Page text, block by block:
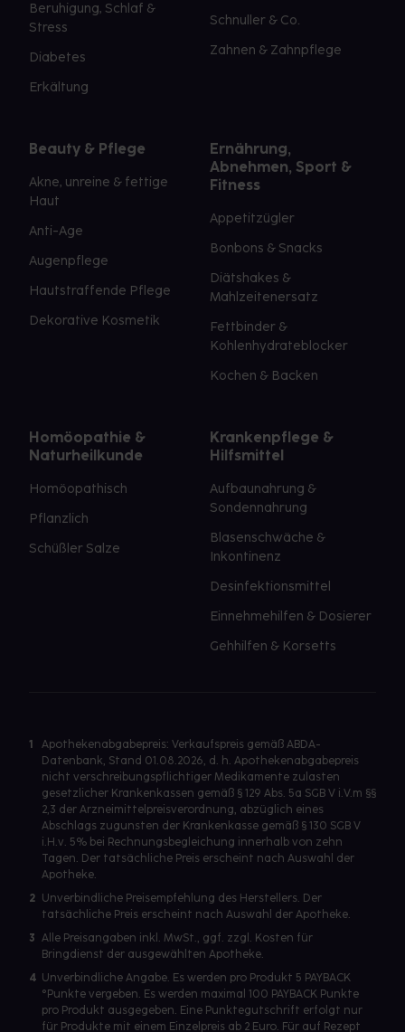
Beruhigung, Schlaf &
Stress
Diabetes
Erkältung
Schnuller & Co.
Zahnen & Zahnpflege
Beauty & Pflege
Akne, unreine & fettige
Haut
Anti-Age
Augenpflege
Hautstraffende Pflege
Dekorative Kosmetik
Ernährung,
Abnehmen, Sport &
Fitness
Appetitzügler
Bonbons & Snacks
Diätshakes &
Mahlzeitenersatz
Fettbinder &
Kohlenhydrateblocker
Kochen & Backen
Homöopathie &
Naturheilkunde
Homöopathisch
Pflanzlich
Schüßler Salze
Krankenpflege &
Hilfsmittel
Aufbaunahrung &
Sondennahrung
Blasenschwäche &
Inkontinenz
Desinfektionsmittel
Einnehmehilfen & Dosierer
Gehhilfen & Korsetts
1
Apothekenabgabepreis: Verkaufspreis gemäß ABDA-
Datenbank, Stand 01.08.2026, d. h. Apothekenabgabepreis
nicht verschreibungspflichtiger Medikamente zulasten
gesetzlicher Krankenkassen gemäß § 129 Abs. 5a SGB V i.V.m §§
2,3 der Arzneimittelpreisverordnung, abzüglich eines
Abschlags zugunsten der Krankenkasse gemäß § 130 SGB V
i.H.v. 5% bei Rechnungsbegleichung innerhalb von zehn
Tagen. Der tatsächliche Preis erscheint nach Auswahl der
Apotheke.
2 Unverbindliche Preisempfehlung des Herstellers. Der
tatsächliche Preis erscheint nach Auswahl der Apotheke.
3 Alle Preisangaben inkl. MwSt., ggf. zzgl. Kosten für
Bringdienst der ausgewählten Apotheke.
4 Unverbindliche Angabe. Es werden pro Produkt 5 PAYBACK
°Punkte vergeben. Es werden maximal 100 PAYBACK Punkte
pro Produkt ausgegeben. Eine Punktegutschrift erfolgt nur
für Produkte mit einem Einzelpreis ab 2 Euro. Für auf Rezept